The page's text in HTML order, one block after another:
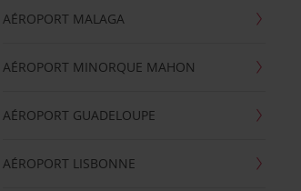
AÉROPORT MALAGA
AÉROPORT MINORQUE MAHON
AÉROPORT GUADELOUPE
AÉROPORT LISBONNE